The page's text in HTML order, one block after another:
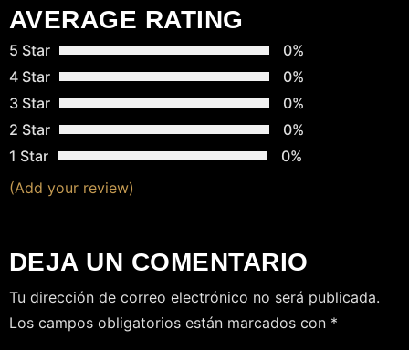
A
S
AVERAGE RATING
5 Star
0%
4 Star
0%
3 Star
0%
2 Star
0%
1 Star
0%
(Add your review)
DEJA UN COMENTARIO
Tu dirección de correo electrónico no será publicada.
Los campos obligatorios están marcados con *